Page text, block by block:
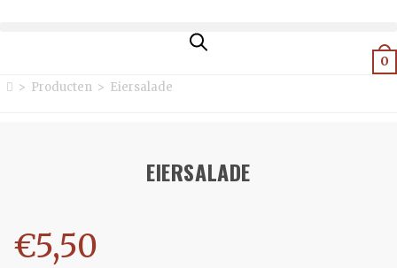
0
> Producten > Eiersalade
EIERSALADE
€5,50